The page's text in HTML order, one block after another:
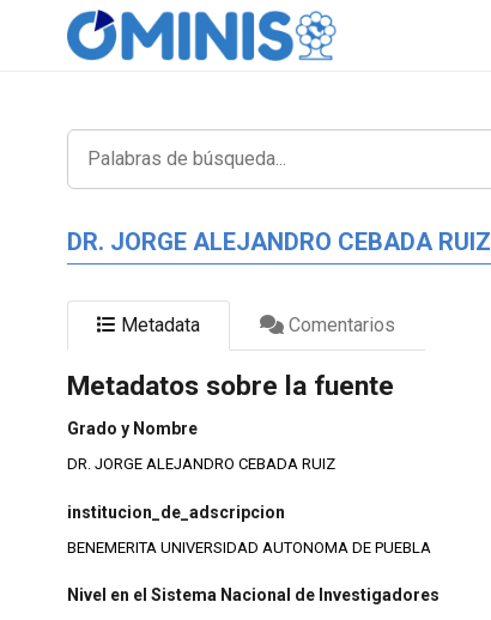
DR. JORGE ALEJANDRO CEBADA RUIZ
Metadata Comentarios
Metadatos sobre la fuente
Grado y Nombre
DR. JORGE ALEJANDRO CEBADA RUIZ
institucion_de_adscripcion
BENEMERITA UNIVERSIDAD AUTONOMA DE PUEBLA
Nivel en el Sistema Nacional de Investigadores